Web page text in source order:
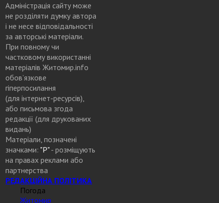
Адміністрація сайту може
не розділяти думку автора
і не несе відповідальності
за авторські матеріали.
При повному чи
частковому використанні
матеріалів Житомир.info
обов’язкове
гіперпосилання
(для інтернет-ресурсів),
або письмова згода
редакції (для друкованих
видань)
Матеріали, позначені
значками: "Р"- розміщують
на правах реклами або
партнерства
РЕДАКЦІЙНА ПОЛІТИКА
Погода
Житомир